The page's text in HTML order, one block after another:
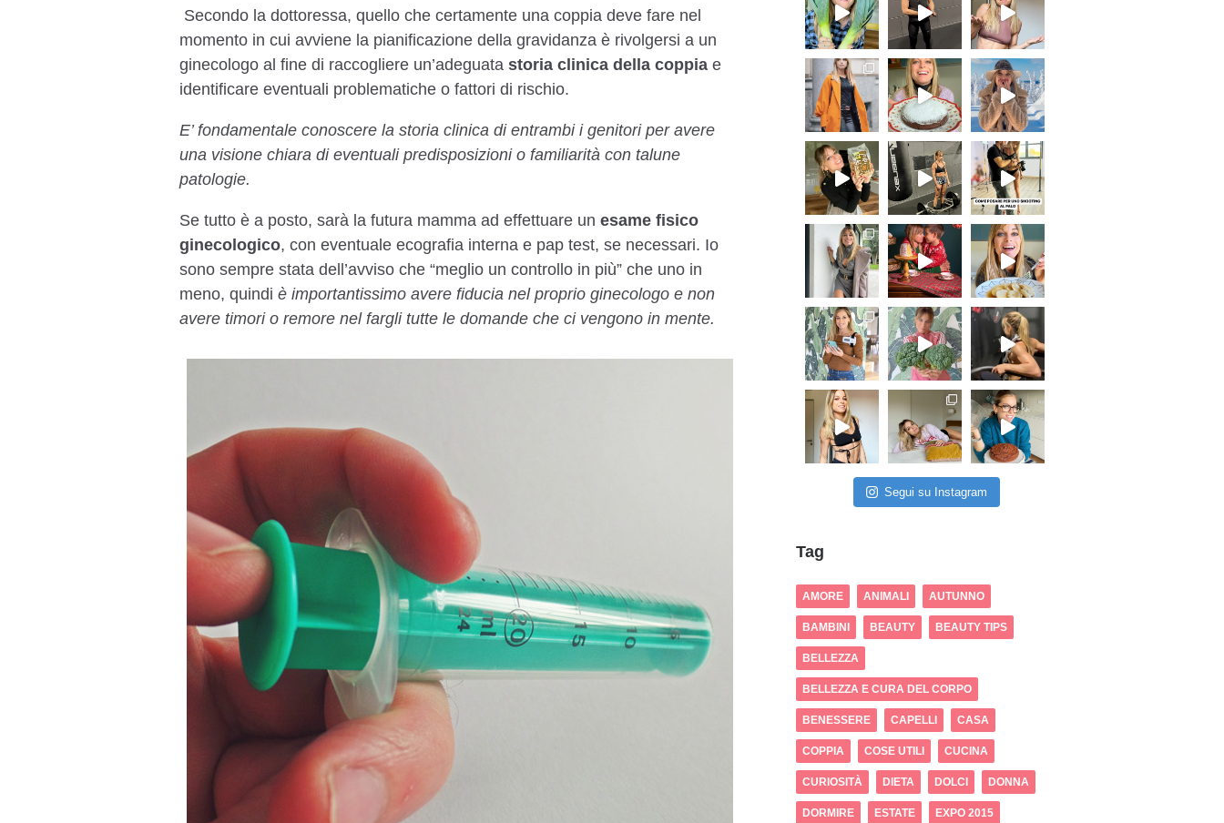
Secondo la dottoressa, quello che certamente una coppia deve fare nel
momento in cui avviene la pianificazione​ ​della gravidanza è rivolgersi a un
ginecologo al fine di raccogliere un’adeguata storia clinica​ ​della coppia ​ e ​
identificare eventuali problematiche o fattori di rischio​.
E’ fondamentale conoscere la storia clinica di entrambi i genitori per avere
una visione chiara di eventuali predisposizioni o familiarità con talune
patologie.
Se tutto è a posto, sarà la futura mamma ad effettuare un​ ​esame fisico
ginecologico, con eventuale ecografia interna e pap test​, ​se necessari. Io
sono sempre stata dell’avviso che “meglio un controllo in più” che uno in
meno, quindi è importantissimo avere fiducia nel proprio ginecologo e non
avere timori o remore nel fargli tutte le domande che ci vengono in mente.
Segui su Instagram
Tag
AMORE ANIMALI AUTUNNO
BAMBINI BEAUTY BEAUTY TIPS
BELLEZZA
BELLEZZA E CURA DEL CORPO
BENESSERE CAPELLI CASA
COPPIA COSE UTILI CUCINA
CURIOSITÀ DIETA DOLCI DONNA
DORMIRE ESTATE EXPO 2015